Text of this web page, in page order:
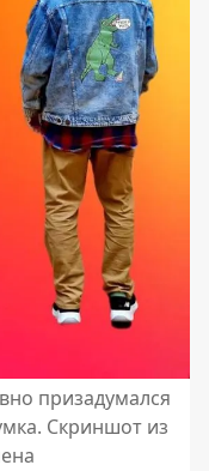
призадумался
Скриншот из